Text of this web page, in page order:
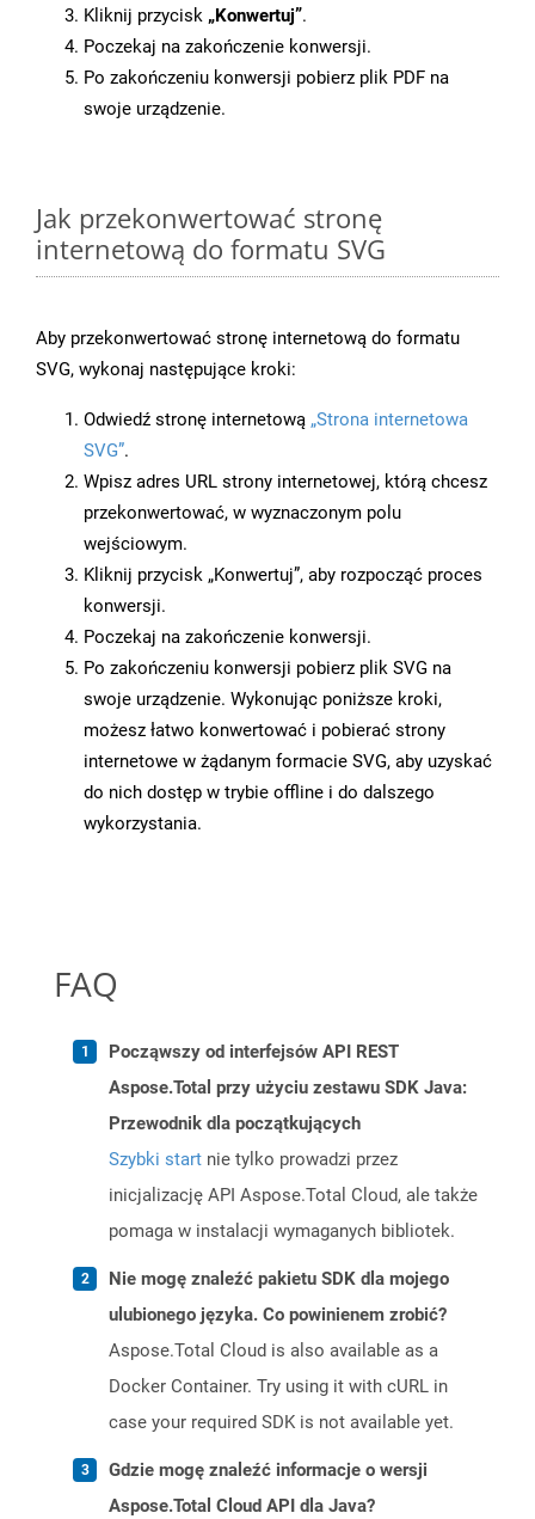
Kliknij przycisk „Konwertuj”.
Poczekaj na zakończenie konwersji.
Po zakończeniu konwersji pobierz plik PDF na
swoje urządzenie.
Jak przekonwertować stronę
internetową do formatu SVG
Aby przekonwertować stronę internetową do formatu
SVG, wykonaj następujące kroki:
Odwiedź stronę internetową „Strona internetowa
SVG”.
Wpisz adres URL strony internetowej, którą chcesz
przekonwertować, w wyznaczonym polu
wejściowym.
Kliknij przycisk „Konwertuj”, aby rozpocząć proces
konwersji.
Poczekaj na zakończenie konwersji.
Po zakończeniu konwersji pobierz plik SVG na
swoje urządzenie. Wykonując poniższe kroki,
możesz łatwo konwertować i pobierać strony
internetowe w żądanym formacie SVG, aby uzyskać
do nich dostęp w trybie offline i do dalszego
wykorzystania.
FAQ
Począwszy od interfejsów API REST
Aspose.Total przy użyciu zestawu SDK Java:
Przewodnik dla początkujących
Szybki start nie tylko prowadzi przez
inicjalizację API Aspose.Total Cloud, ale także
pomaga w instalacji wymaganych bibliotek.
Nie mogę znaleźć pakietu SDK dla mojego
ulubionego języka. Co powinienem zrobić?
Aspose.Total Cloud is also available as a
Docker Container. Try using it with cURL in
case your required SDK is not available yet.
Gdzie mogę znaleźć informacje o wersji
Aspose.Total Cloud API dla Java?